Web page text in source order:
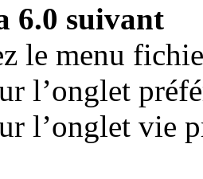
6.0 suivant
le menu
l’onglet
l’onglet vie